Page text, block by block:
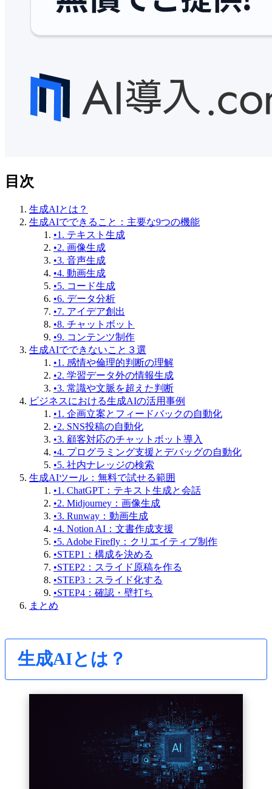
目次
生成AIとは？
生成AIでできること：主要な9つの機能
•1. テキスト生成
•2. 画像生成
•3. 音声生成
•4. 動画生成
•5. コード生成
•6. データ分析
•7. アイデア創出
•8. チャットボット
•9. コンテンツ制作
生成AIでできないこと３選
•1. 感情や倫理的判断の理解
•2. 学習データ外の情報生成
•3. 常識や文脈を超えた判断
ビジネスにおける生成AIの活用事例
•1. 企画立案とフィードバックの自動化
•2. SNS投稿の自動化
•3. 顧客対応のチャットボット導入
•4. プログラミング支援とデバッグの自動化
•5. 社内ナレッジの検索
生成AIツール：無料で試せる範囲
•1. ChatGPT：テキスト生成と会話
•2. Midjourney：画像生成
•3. Runway：動画生成
•4. Notion AI：文書作成支援
•5. Adobe Firefly：クリエイティブ制作
•STEP1：構成を決める
•STEP2：スライド原稿を作る
•STEP3：スライド化する
•STEP4：確認・壁打ち
まとめ
生成AIとは？